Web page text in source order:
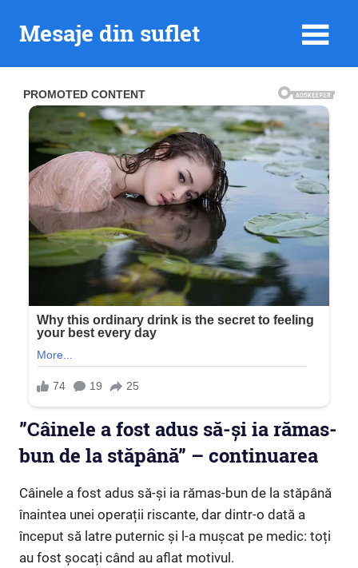
Mesaje din suflet
”Câinele a fost adus să-și ia rămas-
bun de la stăpână” – continuarea
Câinele a fost adus să-și ia rămas-bun de la stăpână
înaintea unei operații riscante, dar dintr-o dată a
început să latre puternic și l-a mușcat pe medic: toți
au fost șocați când au aflat motivul.